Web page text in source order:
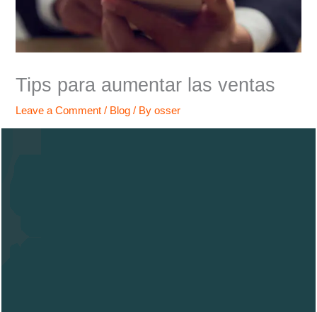
Tips para aumentar las ventas
Leave a Comment / Blog / Byosser